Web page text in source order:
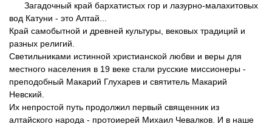
Загадочный край бархатистых гор и лазурно-малахитовых
вод Катуни - это Алтай...
Край самобытной и древней культуры, вековых традиций и
разных религий.
Светильниками истинной христианской любви и веры для
местного населения в 19 веке стали русские миссионеры -
преподобный Макарий Глухарев и святитель Макарий
Невский.
Их непростой путь продолжил первый священник из
алтайского народа - протоиерей Михаил Чевалков. И в наше